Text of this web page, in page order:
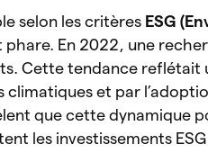
selon les critères ESG
En 2022, une
Cette tendance reflétait
climatiques et par
que cette dynamique
les investissements